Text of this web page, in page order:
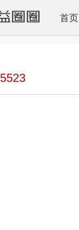
首页
5523